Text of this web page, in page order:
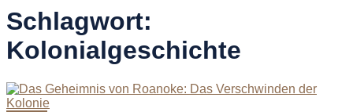
Schlagwort:
Kolonialgeschichte